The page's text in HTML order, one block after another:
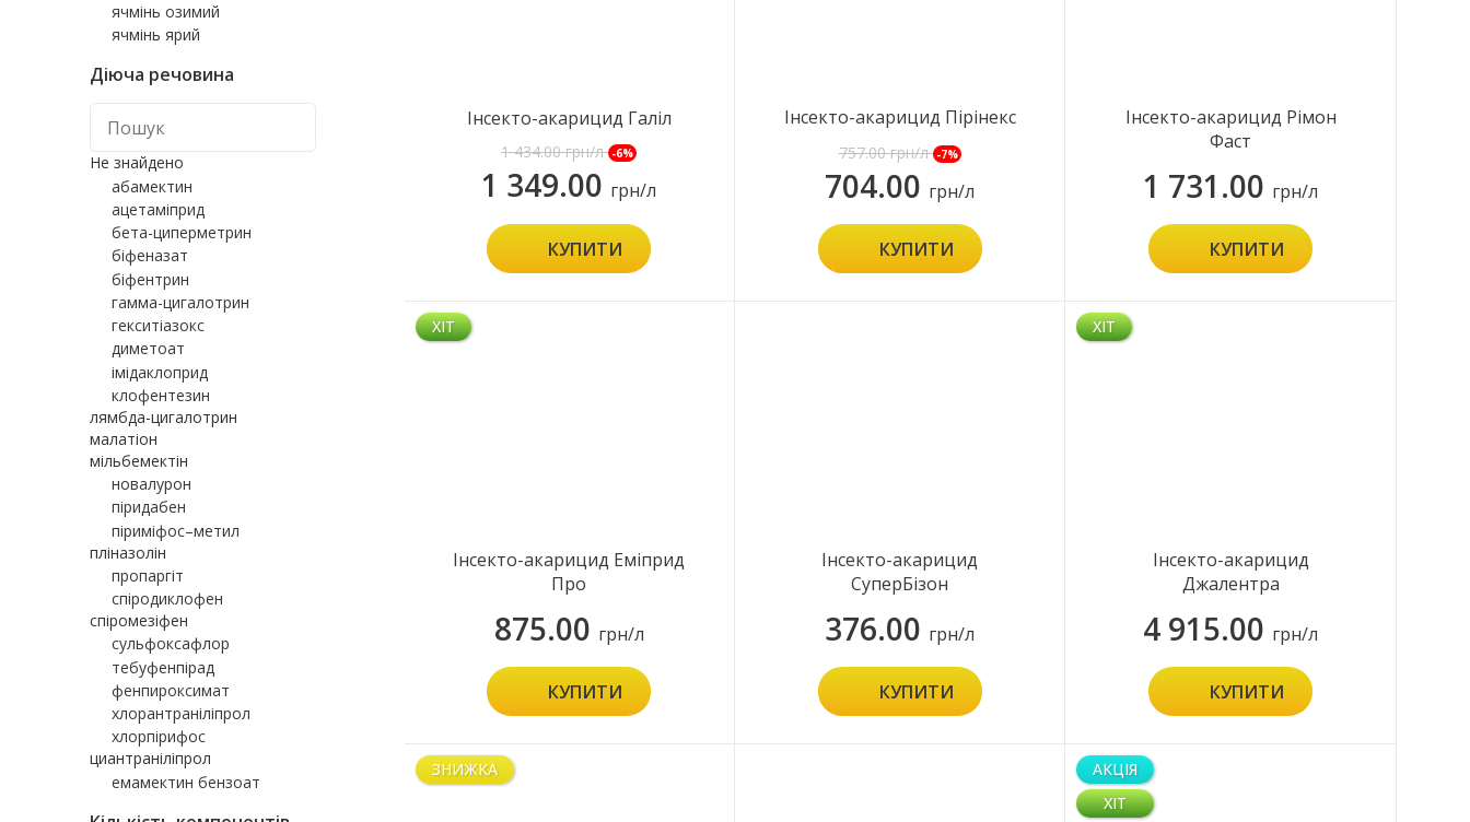
ячмінь озимий
ячмінь ярий
Діюча речовина
Не знайдено
абамектин
ацетаміприд
бета-циперметрин
біфеназат
біфентрин
гамма-цигалотрин
гекситіазокс
диметоат
імідаклоприд
клофентезин
лямбда-цигалотрин
малатіон
мільбемектін
новалурон
піридабен
піриміфос–метил
пліназолін
пропаргіт
спіродиклофен
спіромезіфен
сульфоксафлор
тебуфенпірад
фенпироксимат
хлорантраніліпрол
хлорпірифос
циантраніліпрол
емамектин бензоат
Інсекто-акарицид Галіл
1 434.00грн/л -6%
1 349.00 грн/л
КУПИТИ
Інсекто-акарицид Пірінекс
757.00грн/л -7%
704.00 грн/л
КУПИТИ
Інсекто-акарицид Рімон
Фаст
1 731.00 грн/л
КУПИТИ
ХІТ
Інсекто-акарицид Еміприд
Про
875.00 грн/л
КУПИТИ
Інсекто-акарицид
СуперБізон
376.00 грн/л
КУПИТИ
ХІТ
Інсекто-акарицид
Джалентра
4 915.00 грн/л
КУПИТИ
ЗНИЖКА
АКЦІЯ
ХІТ